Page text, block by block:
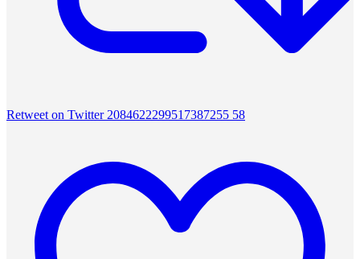
Retweet on Twitter 2084622299517387255 58